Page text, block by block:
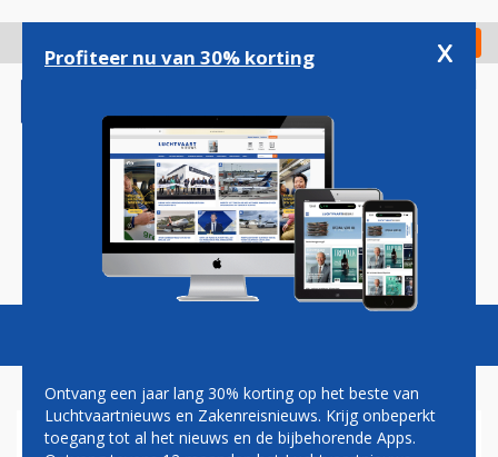
gaan
Check in
Magazine Podcasts Vacatures
Profiteer nu van 30% korting x
Ontvang een jaar lang 30% korting op het beste van
Luchtvaartnieuws en Zakenreisnieuws. Krijg onbeperkt
toegang tot al het nieuws en de bijbehorende Apps.